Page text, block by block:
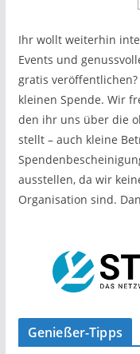
Ihr wollt weiterhin
Events und
gratis
kleinen Spende. Wir
den ihr uns über die
stellt – auch kleine
ausstellen, da wir
Organisation sind.
Genießer-Tipps